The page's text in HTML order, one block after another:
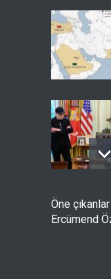
Öne çıkanlar
Ercümend